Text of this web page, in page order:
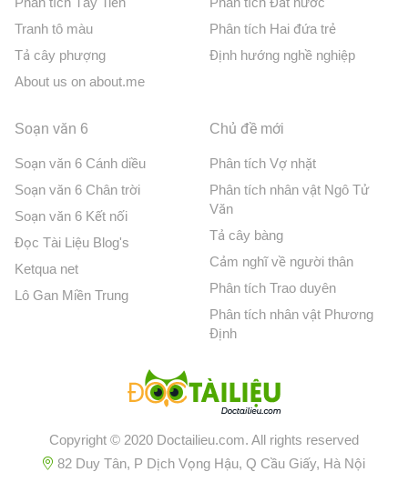
Tranh tô màu
Tả cây phượng
About us on about.me
Phân tích Hai đứa trẻ
Định hướng nghề nghiệp
Soạn văn 6
Soạn văn 6 Cánh diều
Soạn văn 6 Chân trời
Soạn văn 6 Kết nối
Đọc Tài Liệu Blog's
Ketqua net
Lô Gan Miền Trung
Chủ đề mới
Phân tích Vợ nhặt
Phân tích nhân vật Ngô Tử
Văn
Tả cây bàng
Cảm nghĩ về người thân
Phân tích Trao duyên
Phân tích nhân vật Phương
Định
Copyright © 2020 Doctailieu.com. All rights reserved
82 Duy Tân, P Dịch Vọng Hậu, Q Cầu Giấy, Hà Nội